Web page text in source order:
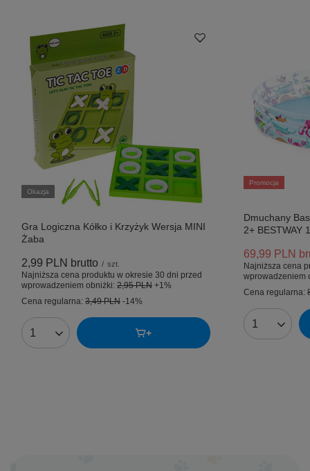
Okazja
Gra Logiczna Kółko i Krzyżyk Wersja MINI
Żaba
2,99 PLN brutto / szt.
Najniższa cena produktu w okresie 30 dni przed
wprowadzeniem obniżki: 2,95 PLN +1%
Cena regularna: 3,49 PLN -14%
Ilość produktów
Promocja
Dmuchany
2+ BESTWAY
69,99 PLN
Najniższa cena
wprowadzeniem
Cena regularna:
Ilość